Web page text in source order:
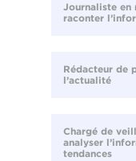
Journaliste en
raconter
Rédacteur de
l’actualité
Chargé de
analyser
tendances